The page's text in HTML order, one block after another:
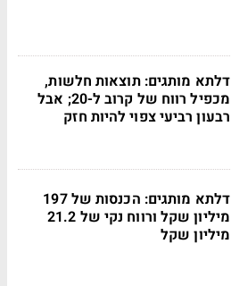
דלתא מותגים: תוצאות חלשות,
מכפיל רווח של קרוב ל-20; אבל
רבעון רביעי צפוי להיות חזק
דלתא מותגים: הכנסות של 197
מיליון שקל ורווח נקי של 21.2
מיליון שקל